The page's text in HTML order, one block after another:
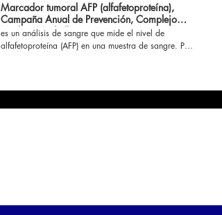
Marcador tumoral AFP (alfafetoproteína),
Campaña Anual de Prevención, Complejo
Médico Marbella
es un análisis de sangre que mide el nivel de
alfafetoproteína (AFP) en una muestra de sangre. Por